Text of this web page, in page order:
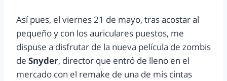
Así pues, el viernes 21 de mayo, tras acostar al
pequeño y con los auriculares puestos, me
dispuse a disfrutar de la nueva película de zombis
de Snyder, director que entró de lleno en el
mercado con el remake de una de mis cintas